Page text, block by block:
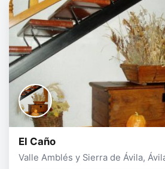
El Caño
Valle Amblés y Sierra de Ávila,